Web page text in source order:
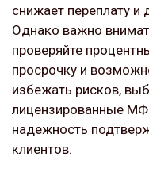
снижает переплату
Однако важно
проверяйте
просрочку и
избежать рисков,
лицензированные
надежность
клиентов.